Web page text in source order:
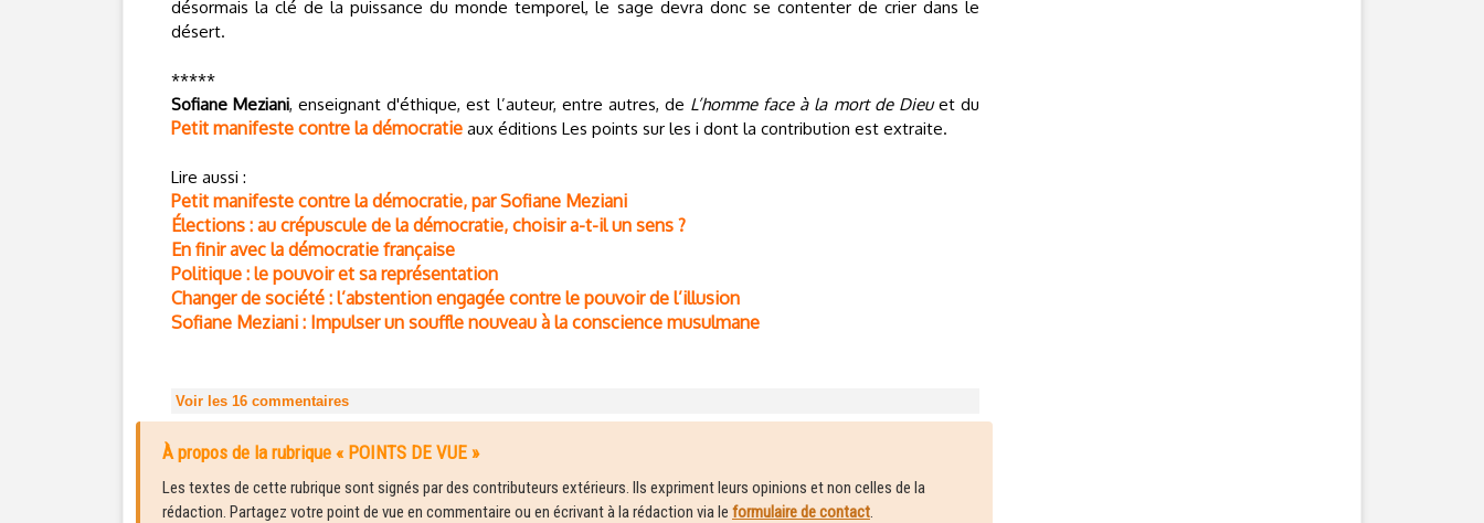
désormais la clé de la puissance du monde temporel, le sage devra donc se contenter de crier dans le
désert.
*****
Sofiane Meziani, enseignant d'éthique, est l’auteur, entre autres, de L’homme face à la mort de Dieuet du
Petit manifeste contre la démocratie aux éditions Les points sur les i dont la contribution est extraite.
Lire aussi :
Petit manifeste contre la démocratie, par Sofiane Meziani
Élections : au crépuscule de la démocratie, choisir a-t-il un sens ?
En finir avec la démocratie française
Politique : le pouvoir et sa représentation
Changer de société : l’abstention engagée contre le pouvoir de l’illusion
Sofiane Meziani : Impulser un souffle nouveau à la conscience musulmane
Voir les 16 commentaires
À propos de la rubrique « POINTS DE VUE »
Les textes de cette rubrique sont signés par des contributeurs extérieurs. Ils expriment leurs opinions et non celles de la
rédaction. Partagez votre point de vue en commentaire ou en écrivant à la rédaction via le formulaire de contact.